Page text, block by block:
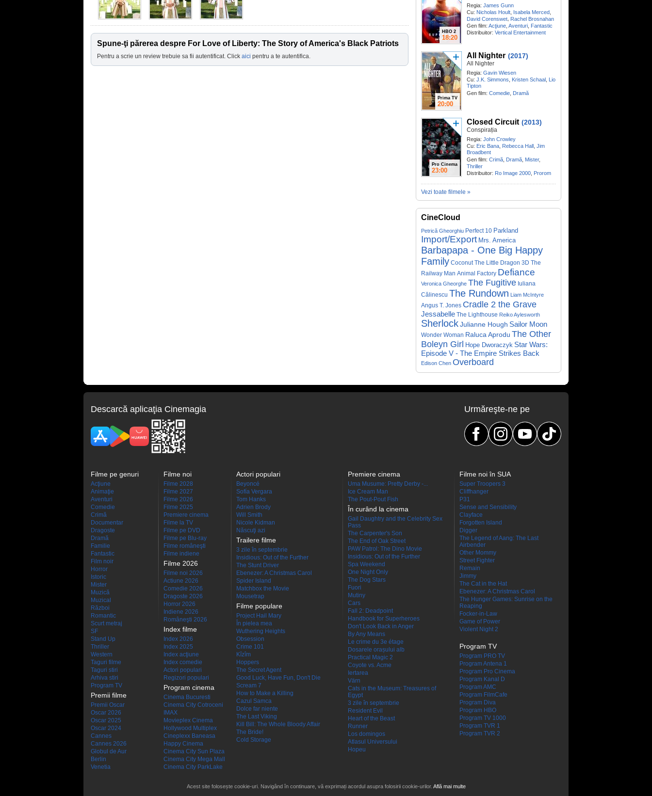
Spune-ţi părerea despre For Love of Liberty: The Story of America's Black Patriots
Pentru a scrie un review trebuie sa fii autentificat. Click aici pentru a te autentifica.
HBO 2
18:20
Regia: James Gunn
Cu: Nicholas Hoult Isabela Merced
David Corenswet, Rachel Brosnahan
Gen film: Acţiune Aventuri Fantastic
Distribuitor: Vertical Entertainment
Prima TV
20:00
All Nighter (2017)
All Nighter
Regia: Gavin Wiesen
Cu: J.K. Simmons Kristen Schaal Lio
Tipton
Gen film: Comedie Dramă
Pro Cinema
23:00
Closed Circuit (2013)
Conspirația
Regia: John Crowley
Cu: Eric Bana Rebecca Hall Jim
Broadbent
Gen film: Crimă Dramă Mister,
Thriller
Distribuitor: Ro Image 2000 Prorom
Vezi toate filmele »
CineCloud
Petrică Gheorghiu Perfect 10 Parkland
Import/Export Mrs. America
Barbapapa - One Big Happy
Family Coconut The Little Dragon 3D The
Railway Man Animal Factory Defiance
Veronica Gheorghe The Fugitive Iuliana
Călinescu The Rundown Liam McIntyre
Angus T. Jones Cradle 2 the Grave
Jessabelle The Lighthouse Reiko Aylesworth
SherlockJulianne Hough Sailor Moon
Wonder Woman Raluca Aprodu The Other
Boleyn Girl Hope Dworaczyk Star Wars:
Episode V - The Empire Strikes Back
Edison Chen Overboard
Descarcă aplicaţia Cinemagia Urmăreşte-ne pe
Filme pe genuri
Acţiune
Animaţie
Aventuri
Comedie
Crimă
Documentar
Dragoste
Dramă
Familie
Fantastic
Film noir
Horror
Istoric
Mister
Muzică
Muzical
Război
Romantic
Scurt metraj
SF
Stand Up
Thriller
Western
Taguri filme
Taguri stiri
Arhiva stiri
Program TV
Premii filme
Premii Oscar
Oscar 2026
Oscar 2025
Oscar 2024
Cannes
Cannes 2026
Globul de Aur
Berlin
Venetia
Filme noi
Filme 2028
Filme 2027
Filme 2026
Filme 2025
Premiere cinema
Filme la TV
Filme pe DVD
Filme pe Blu-ray
Filme româneşti
Filme indiene
Filme 2026
Filme noi 2026
Actiune 2026
Comedie 2026
Dragoste 2026
Horror 2026
Indiene 2026
Româneşti 2026
Index filme
Index 2026
Index 2025
Index acţiune
Index comedie
Actori populari
Regizori populari
Program cinema
Cinema Bucuresti
Cinema City Cotroceni
IMAX
Movieplex Cinema
Hollywood Multiplex
Cineplexx Baneasa
Happy Cinema
Cinema City Sun Plaza
Cinema City Mega Mall
Cinema City ParkLake
Actori populari
Beyoncé
Sofía Vergara
Tom Hanks
Adrien Brody
Will Smith
Nicole Kidman
Născuţi azi
Trailere filme
3 zile în septembrie
Insidious: Out of the Further
The Stunt Driver
Ebenezer: A Christmas Carol
Spider Island
Matchbox the Movie
Mousetrap
Filme populare
Project Hail Mary
În pielea mea
Wuthering Heights
Obsession
Crime 101
Kîzîm
Hoppers
The Secret Agent
Good Luck, Have Fun, Don't Die
Scream 7
How to Make a Killing
Cazul Samca
Dolce far niente
The Last Viking
Kill Bill: The Whole Bloody Affair
The Bride!
Cold Storage
Premiere cinema
Uma Musume: Pretty Derby -...
Ice Cream Man
The Pout-Pout Fish
În curând la cinema
Gail Daughtry and the Celebrity Sex
Pass
The Carpenter's Son
The End of Oak Street
PAW Patrol: The Dino Movie
Insidious: Out of the Further
Spa Weekend
One Night Only
The Dog Stars
Fuori
Mutiny
Cars
Fall 2: Deadpoint
Handbook for Superheroes
Don't Look Back in Anger
By Any Means
Le crime du 3e étage
Dosarele orașului alb
Practical Magic 2
Coyote vs. Acme
Iertarea
Värn
Cats in the Museum: Treasures of
Egypt
3 zile în septembrie
Resident Evil
Heart of the Beast
Runner
Los domingos
Atlasul Universului
Hopeu
Filme noi în SUA
Super Troopers 3
Cliffhanger
P31
Sense and Sensibility
Clayface
Forgotten Island
Digger
The Legend of Aang: The Last
Airbender
Other Mommy
Street Fighter
Remain
Jimmy
The Cat in the Hat
Ebenezer: A Christmas Carol
The Hunger Games: Sunrise on the
Reaping
Focker-in-Law
Game of Power
Violent Night 2
Program TV
Program PRO TV
Program Antena 1
Program Pro Cinema
Program Kanal D
Program AMC
Program FilmCafe
Program Diva
Program HBO
Program TV 1000
Program TVR 1
Program TVR 2
Acest site folosește cookie-uri. Navigând în continuare, vă exprimați acordul asupra folosirii cookie-urilor. Află mai multe